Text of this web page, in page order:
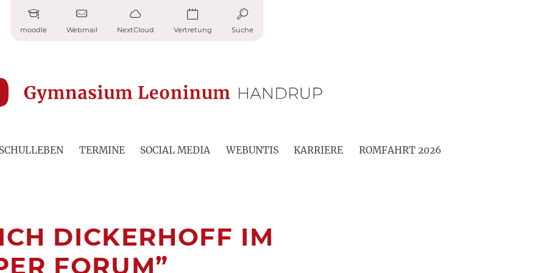
moodle Webmail NextCloud Vertretung Suche
SCHULLEBEN TERMINE SOCIAL MEDIA WEBUNTIS KARRIERE ROMFAHRT 2026
DICKERHOFF IM
FORUM”